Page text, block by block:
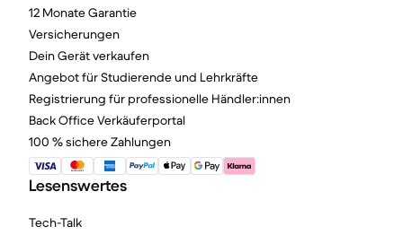
12 Monate Garantie
Versicherungen
Dein Gerät verkaufen
Angebot für Studierende und Lehrkräfte
Registrierung für professionelle Händler:innen
Back Office Verkäuferportal
100 % sichere Zahlungen
Lesenswertes
Tech-Talk